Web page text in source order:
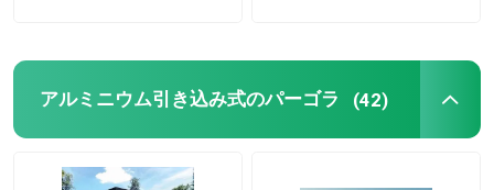
アルミニウム引き込み式のパーゴラ (42)